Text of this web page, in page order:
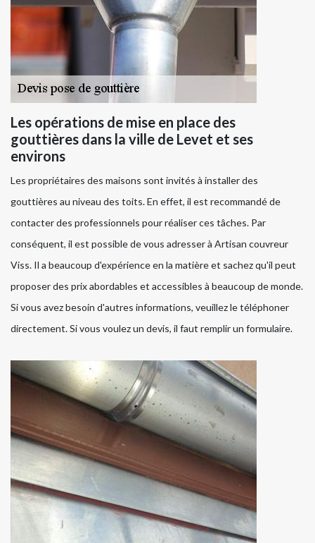
Les opérations de mise en place des
gouttières dans la ville de Levet et ses
environs
Les propriétaires des maisons sont invités à installer des
gouttières au niveau des toits. En effet, il est recommandé de
contacter des professionnels pour réaliser ces tâches. Par
conséquent, il est possible de vous adresser à Artisan couvreur
Viss. Il a beaucoup d'expérience en la matière et sachez qu'il peut
proposer des prix abordables et accessibles à beaucoup de monde.
Si vous avez besoin d'autres informations, veuillez le téléphoner
directement. Si vous voulez un devis, il faut remplir un formulaire.